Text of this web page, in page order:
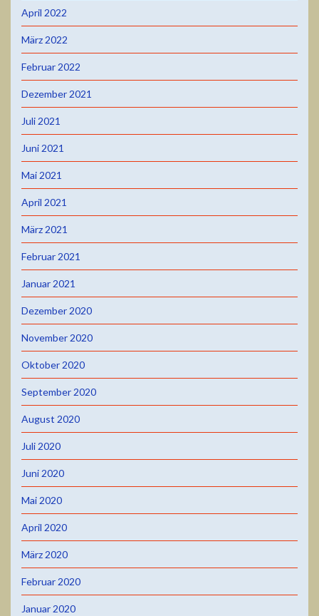
April 2022
März 2022
Februar 2022
Dezember 2021
Juli 2021
Juni 2021
Mai 2021
April 2021
März 2021
Februar 2021
Januar 2021
Dezember 2020
November 2020
Oktober 2020
September 2020
August 2020
Juli 2020
Juni 2020
Mai 2020
April 2020
März 2020
Februar 2020
Januar 2020